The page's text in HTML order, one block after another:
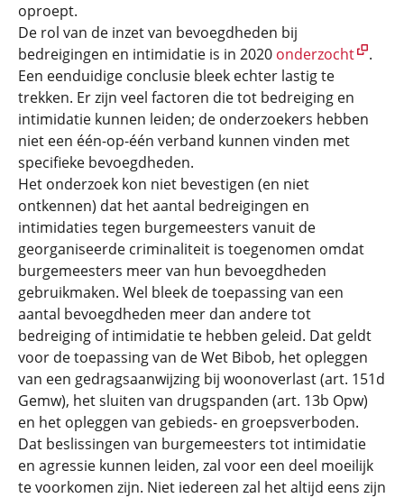
oproept.
De rol van de inzet van bevoegdheden bij
bedreigingen en intimidatie is in 2020 onderzocht
.
Een eenduidige conclusie bleek echter lastig te
trekken. Er zijn veel factoren die tot bedreiging en
intimidatie kunnen leiden; de onderzoekers hebben
niet een één-op-één verband kunnen vinden met
specifieke bevoegdheden.
Het onderzoek kon niet bevestigen (en niet
ontkennen) dat het aantal bedreigingen en
intimidaties tegen burgemeesters vanuit de
georganiseerde criminaliteit is toegenomen omdat
burgemeesters meer van hun bevoegdheden
gebruikmaken. Wel bleek de toepassing van een
aantal bevoegdheden meer dan andere tot
bedreiging of intimidatie te hebben geleid. Dat geldt
voor de toepassing van de Wet Bibob, het opleggen
van een gedragsaanwijzing bij woonoverlast (art. 151d
Gemw), het sluiten van drugspanden (art. 13b Opw)
en het opleggen van gebieds- en groepsverboden.
Dat beslissingen van burgemeesters tot intimidatie
en agressie kunnen leiden, zal voor een deel moeilijk
te voorkomen zijn. Niet iedereen zal het altijd eens zijn